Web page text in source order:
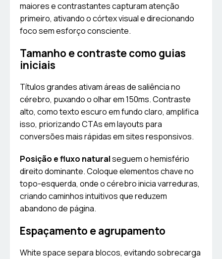
maiores e contrastantes capturam atenção
primeiro, ativando o córtex visual e direcionando
foco sem esforço consciente.
Tamanho e contraste como guias
iniciais
Títulos grandes ativam áreas de saliência no
cérebro, puxando o olhar em 150ms. Contraste
alto, como texto escuro em fundo claro, amplifica
isso, priorizando CTAs em layouts para
conversões mais rápidas em sites responsivos.
Posição e fluxo naturalseguem o hemisfério
direito dominante. Coloque elementos chave no
topo-esquerda, onde o cérebro inicia varreduras,
criando caminhos intuitivos que reduzem
abandono de página.
Espaçamento e agrupamento
White space separa blocos, evitando sobrecarga